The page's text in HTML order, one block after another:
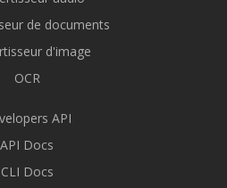
de documents
d'image
OCR
API
API Docs
CLI Docs